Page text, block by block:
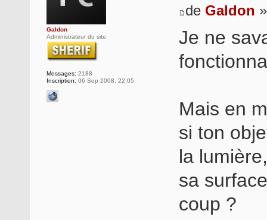
Galdon
Administrateur du site
Messages: 2188
Inscription: 06 Sep 2008, 22:05
de Galdon
Je ne
Mais en
si ton
la
sa
coup ?